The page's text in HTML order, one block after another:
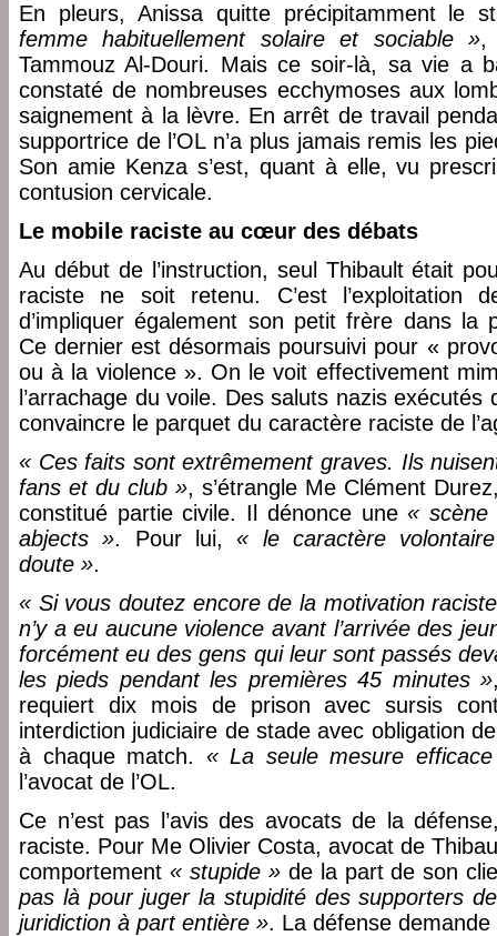
En pleurs, Anissa quitte précipitamment le
femme habituellement solaire et sociable »,
Tammouz Al-Douri. Mais ce soir-là, sa vie a
constaté de nombreuses ecchymoses aux
saignement à la lèvre. En arrêt de travail
supportrice de l’OL n’a plus jamais remis les
Son amie Kenza s’est, quant à elle, vu
contusion cervicale.
Le mobile raciste au cœur des débats
Au début de l’instruction, seul Thibault était
raciste ne soit retenu. C’est l’exploitation
d’impliquer également son petit frère dans la
Ce dernier est désormais poursuivi pour «
ou à la violence ». On le voit effectivement
l’arrachage du voile. Des saluts nazis
convaincre le parquet du caractère raciste de
« Ces faits sont extrêmement graves. Ils
fans et du club », s’étrangle Me Clément
constitué partie civile. Il dénonce une« scène
abjects ». Pour lui,« le caractère
doute ».
« Si vous doutez encore de la motivation
n’y a eu aucune violence avant l’arrivée des
forcément eu des gens qui leur sont passés
les pieds pendant les premières 45 minutes »
requiert dix mois de prison avec sursis
interdiction judiciaire de stade avec obligation
à chaque match. « La seule mesure
l’avocat de l’OL.
Ce n’est pas l’avis des avocats de la
raciste. Pour Me Olivier Costa, avocat de
comportement « stupide »de la part de son
pas là pour juger la stupidité des supporters
juridiction à part entière ». La défense